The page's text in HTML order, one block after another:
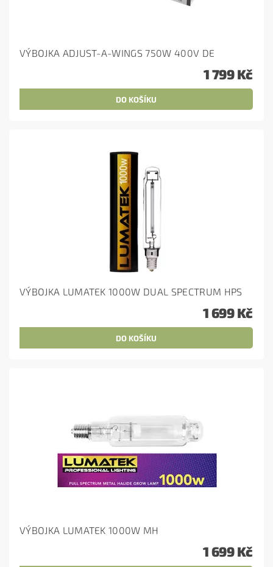
VÝBOJKA ADJUST-A-WINGS 750W 400V DE
1 799 Kč
VÝBOJKA LUMATEK 1000W DUAL SPECTRUM HPS
1 699 Kč
VÝBOJKA LUMATEK 1000W MH
1 699 Kč